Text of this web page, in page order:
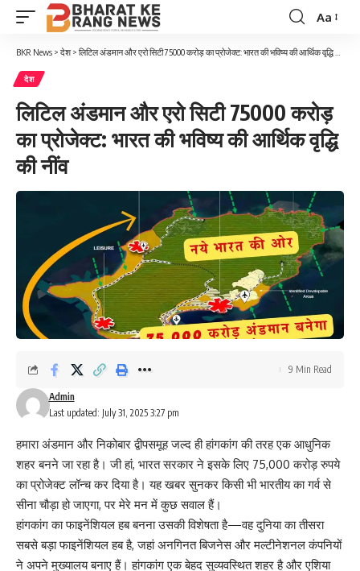
Font
Resizer
Aa
BKR News > देश> लिटिल अंडमान और एरो सिटी 75000 करोड़ का प्रोजेक्ट: भारत की भविष्य की आर्थिक वृद्धि की नींव
देश
लिटिल अंडमान और एरो सिटी 75000 करोड़
का प्रोजेक्ट: भारत की भविष्य की आर्थिक वृद्धि
की नींव
Last updated: July 31, 2025 3:27 pm
Admin
9 Min Read
हमारा अंडमान और निकोबार द्वीपसमूह जल्द ही हांगकांग की तरह एक आधुनिक
शहर बनने जा रहा है। जी हां, भारत सरकार ने इसके लिए 75,000 करोड़ रुपये
का प्रोजेक्ट लॉन्च कर दिया है। यह खबर सुनकर किसी भी भारतीय का गर्व से
सीना चौड़ा हो जाएगा, पर मेरे मन में कुछ सवाल हैं।
हांगकांग का फाइनेंशियल हब बनना उसकी विशेषता है—वह दुनिया का तीसरा
सबसे बड़ा फाइनेंशियल हब है, जहां अनगिनत बिजनेस और मल्टीनेशनल कंपनियों
ने अपने मुख्यालय बनाए हैं। हांगकांग एक बेहद सुव्यवस्थित शहर है और एशिया